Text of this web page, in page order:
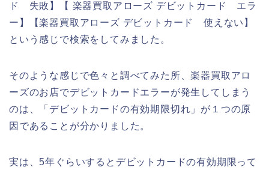
ド 失敗】【 楽器買取アローズ デビットカード エラ
ー】【楽器買取アローズ デビットカード 使えない】
という感じで検索をしてみました。
そのような感じで色々と調べてみた所、楽器買取アロ
ーズのお店でデビットカードエラーが発生してしまう
のは、「デビットカードの有効期限切れ」が１つの原
因であることが分かりました。
実は、5年ぐらいするとデビットカードの有効期限って